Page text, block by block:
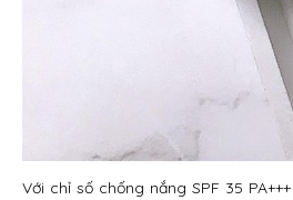
Với chỉ số chống nắng SPF 35